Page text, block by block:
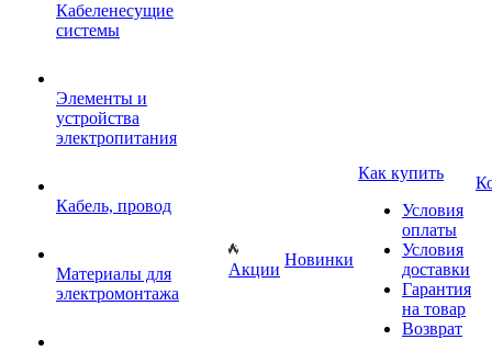
Кабеленесущие
системы
Элементы и
устройства
электропитания
Кабель, провод
Материалы для
электромонтажа
Акции
Новинки
Как купить
Условия
оплаты
Условия
доставки
Гарантия
на товар
Возврат